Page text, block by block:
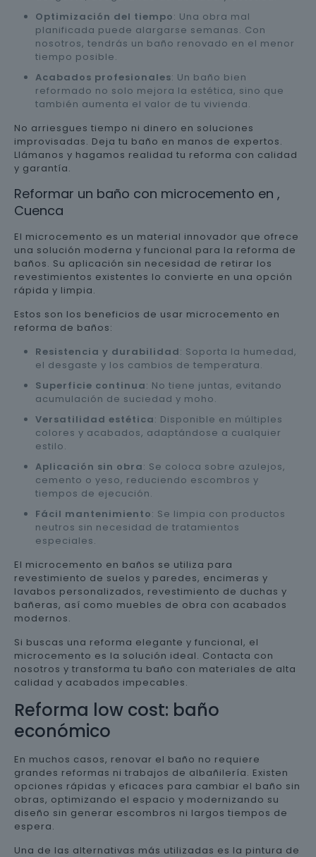
Optimización del tiempo: Una obra mal
planificada puede alargarse semanas. Con
nosotros, tendrás un baño renovado en el menor
tiempo posible.
Acabados profesionales: Un baño bien
reformado no solo mejora la estética, sino que
también aumenta el valor de tu vivienda.
No arriesgues tiempo ni dinero en soluciones
improvisadas. Deja tu baño en manos de expertos.
Llámanos y hagamos realidad tu reforma con calidad
y garantía.
Reformar un baño con microcemento en ,
Cuenca
El microcemento es un material innovador que ofrece
una solución moderna y funcional para la reforma de
baños. Su aplicación sin necesidad de retirar los
revestimientos existentes lo convierte en una opción
rápida y limpia.
Estos son los beneficios de usar microcemento en
reforma de baños:
Resistencia y durabilidad: Soporta la humedad,
el desgaste y los cambios de temperatura.
Superficie continua: No tiene juntas, evitando
acumulación de suciedad y moho.
Versatilidad estética: Disponible en múltiples
colores y acabados, adaptándose a cualquier
estilo.
Aplicación sin obra: Se coloca sobre azulejos,
cemento o yeso, reduciendo escombros y
tiempos de ejecución.
Fácil mantenimiento: Se limpia con productos
neutros sin necesidad de tratamientos
especiales.
El microcemento en baños se utiliza para
revestimiento de suelos y paredes, encimeras y
lavabos personalizados, revestimiento de duchas y
bañeras, así como muebles de obra con acabados
modernos.
Si buscas una reforma elegante y funcional, el
microcemento es la solución ideal. Contacta con
nosotros y transforma tu baño con materiales de alta
calidad y acabados impecables.
Reforma low cost: baño
económico
En muchos casos, renovar el baño no requiere
grandes reformas ni trabajos de albañilería. Existen
opciones rápidas y eficaces para cambiar el baño sin
obras, optimizando el espacio y modernizando su
diseño sin generar escombros ni largos tiempos de
espera.
Una de las alternativas más utilizadas es la pintura de